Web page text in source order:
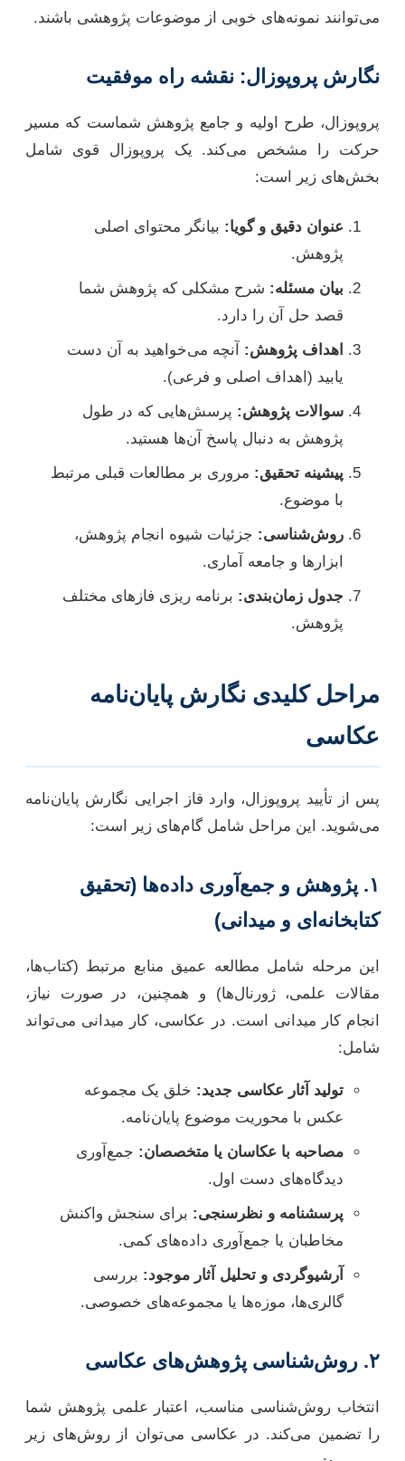
می‌توانند نمونه‌های خوبی از موضوعات پژوهشی باشند.
نگارش پروپوزال: نقشه راه موفقیت
پروپوزال، طرح اولیه و جامع پژوهش شماست که مسیر
حرکت را مشخص می‌کند. یک پروپوزال قوی شامل
بخش‌های زیر است:
عنوان دقیق و گویا: بیانگر محتوای اصلی
پژوهش.
بیان مسئله: شرح مشکلی که پژوهش شما
قصد حل آن را دارد.
اهداف پژوهش: آنچه می‌خواهید به آن دست
یابید (اهداف اصلی و فرعی).
سوالات پژوهش: پرسش‌هایی که در طول
پژوهش به دنبال پاسخ آن‌ها هستید.
پیشینه تحقیق: مروری بر مطالعات قبلی مرتبط
با موضوع.
روش‌شناسی: جزئیات شیوه انجام پژوهش،
ابزارها و جامعه آماری.
جدول زمان‌بندی: برنامه ریزی فازهای مختلف
پژوهش.
مراحل کلیدی نگارش پایان‌نامه
عکاسی
پس از تأیید پروپوزال، وارد فاز اجرایی نگارش پایان‌نامه
می‌شوید. این مراحل شامل گام‌های زیر است:
۱. پژوهش و جمع‌آوری داده‌ها (تحقیق
کتابخانه‌ای و میدانی)
این مرحله شامل مطالعه عمیق منابع مرتبط (کتاب‌ها،
مقالات علمی، ژورنال‌ها) و همچنین، در صورت نیاز،
انجام کار میدانی است. در عکاسی، کار میدانی می‌تواند
شامل:
تولید آثار عکاسی جدید: خلق یک مجموعه
عکس با محوریت موضوع پایان‌نامه.
مصاحبه با عکاسان یا متخصصان: جمع‌آوری
دیدگاه‌های دست اول.
پرسشنامه و نظرسنجی: برای سنجش واکنش
مخاطبان یا جمع‌آوری داده‌های کمی.
آرشیوگردی و تحلیل آثار موجود: بررسی
گالری‌ها، موزه‌ها یا مجموعه‌های خصوصی.
۲. روش‌شناسی پژوهش‌های عکاسی
انتخاب روش‌شناسی مناسب، اعتبار علمی پژوهش شما
را تضمین می‌کند. در عکاسی می‌توان از روش‌های زیر